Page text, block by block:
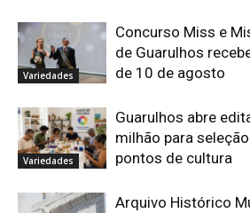
Variedades
Concurso Miss e
de Guarulhos
de 10 de agosto
Variedades
Guarulhos abre
milhão para
pontos de cultura
Arquivo Histórico